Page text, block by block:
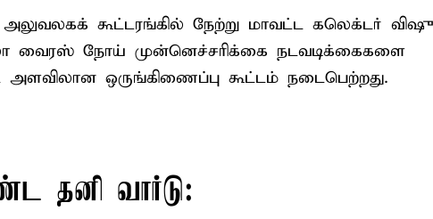
அலுவலகக் கூட்டரங்கில் நேற்று மாவட்ட கலெக்டர் விஷு
வைரஸ் நோய் முன்னெச்சரிக்கை நடவடிக்கைகளை
ஒருங்கிணைப்பு கூட்டம் நடைபெற்றது.
தனி வார்டு: